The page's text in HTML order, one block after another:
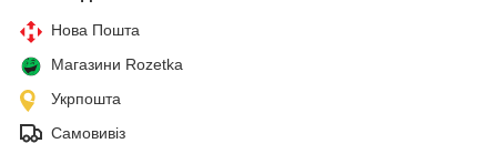
Нова Пошта
Магазини Rozetka
Укрпошта
Самовивіз